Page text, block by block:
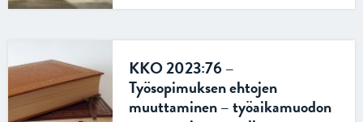
KKO 2023:76 –
Työsopimuksen ehtojen
muuttaminen – työaikamuodon